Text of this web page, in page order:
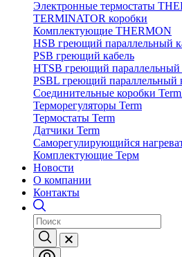
Электронные термостаты
TERMINATOR коробки
Комплектующие THERMON
HSB греющий параллельный
PSB греющий кабель
HTSB греющий параллельный
PSBL греющий параллельный
Соединительные коробки
Терморегуляторы Term
Термостаты Term
Датчики Term
Саморегулирующийся
Комплектующие Терм
Новости
О компании
Контакты